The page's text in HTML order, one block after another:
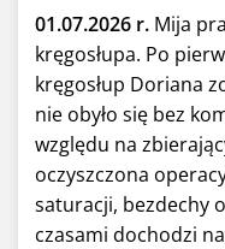
01.07.2026 r. Mija
kręgosłupa. Po
kręgosłup Doriana
nie obyło się bez
względu na
oczyszczona
saturacji, bezdechy
czasami dochodzi